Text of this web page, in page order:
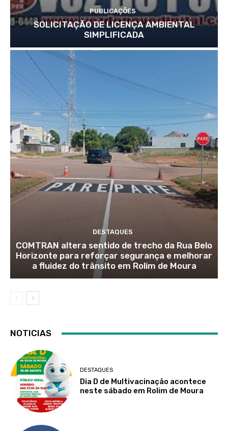
PUBLICAÇÕES
SOLICITAÇÃO DE LICENÇA AMBIENTAL
SIMPLIFICADA
DESTAQUES
COMTRAN altera sentido de trecho da Rua Belo
Horizonte para reforçar segurança e melhorar
a fluidez do trânsito em Rolim de Moura
NOTICIAS
DESTAQUES
Dia D de Multivacinação acontece
neste sábado em Rolim de Moura